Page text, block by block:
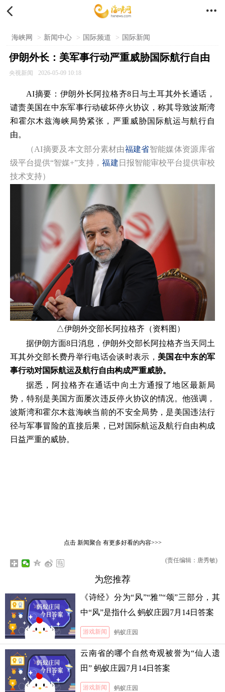
 
海峡网 > 新闻中心 > 国际频道 > 国际新闻
伊朗外长：美军事行动严重威胁国际航行自由
央视新闻 2026-05-09 10:18
AI摘要：伊朗外长阿拉格齐8日与土耳其外长通话，
谴责美国在中东军事行动破坏停火协议，称其导致波斯湾
和霍尔木兹海峡局势紧张，严重威胁国际航运与航行自
由。
（AI摘要及本文部分素材由福建省智能媒体资源库省
级平台提供“智媒+”支持，福建 日报智能审校平台提供审校
技术支持）
△伊朗外交部长阿拉格齐（资料图）
据伊朗方面8日消息，伊朗外交部长阿拉格齐当天同土
耳其外交部长费丹举行电话会谈时表示， 美国在中东的军
事行动对国际航运及航行自由构成严重威胁。
据悉，阿拉格齐在通话中向土方通报了地区最新局
势，特别是美国方面屡次违反停火协议的情况。他强调，
波斯湾和霍尔木兹海峡当前的不安全局势，是美国违法行
径与军事冒险的直接后果，已对国际航运及航行自由构成
日益严重的威胁。
点击 新闻聚合有更多好看的内容>>>
(责任编辑：唐秀敏)
为您推荐
《诗经》分为“风”“雅”“颂”三部分，其
中“风”是指什么 蚂蚁庄园7月14日答案
游戏新闻 蚂蚁庄园
云南省的哪个自然奇观被誉为“仙人遗
田” 蚂蚁庄园7月14日答案
游戏新闻 蚂蚁庄园